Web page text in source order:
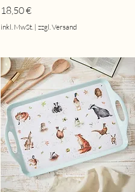
Preis
18,50 €
inkl. MwSt.| zzgl. Versand